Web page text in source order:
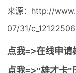
来源：http://
07/31/
点我=>在线申请
点我=>"雄才卡"